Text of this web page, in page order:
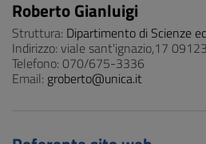
Roberto Gianluigi
Struttura: Dipartimento di Scienze
Indirizzo: viale sant'ignazio,17
Telefono: 070/675-3336
Email: groberto@unica.it